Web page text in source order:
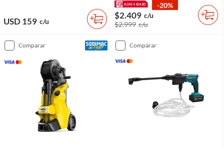
USD 159 c/u
-20%
$2.409 c/u
$2.999 c/u
comparar comparar